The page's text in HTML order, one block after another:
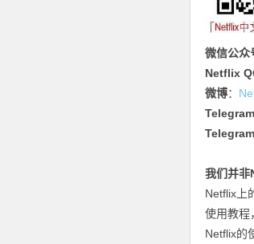
微信公众
Netflix
微博：
我们并非
Netflix上
使用教程
Netflix的